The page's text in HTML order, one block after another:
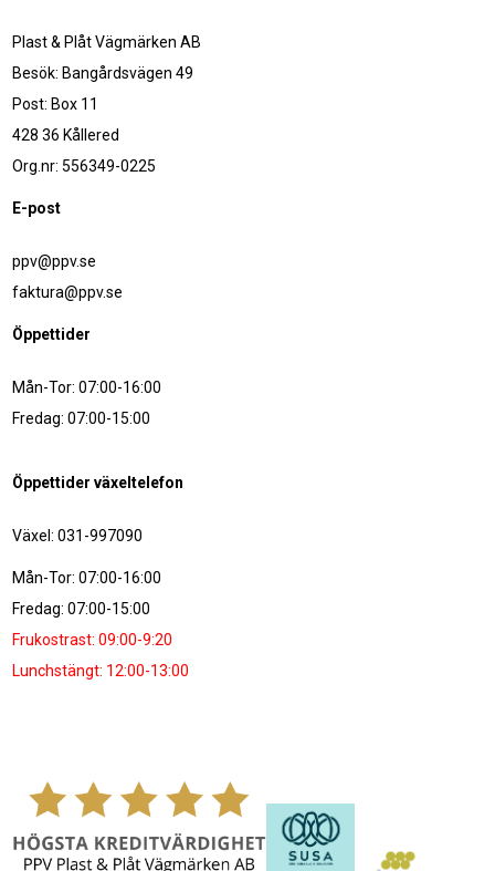
Plast & Plåt Vägmärken AB
Besök: Bangårdsvägen 49
Post: Box 11
428 36 Kållered
Org.nr: 556349-0225
E-post
ppv@ppv.se
faktura@ppv.se
Öppettider
Mån-Tor: 07:00-16:00
Fredag: 07:00-15:00
Öppettider växeltelefon
Växel: 031-997090
Mån-Tor: 07:00-16:00
Fredag: 07:00-15:00
Frukostrast: 09:00-9:20
Lunchstängt: 12:00-13:00